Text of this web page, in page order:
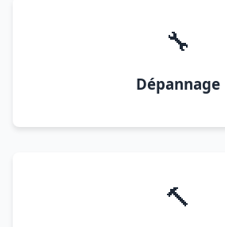
🔧
Dépannage
🔨